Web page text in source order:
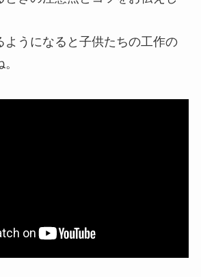
ようになると子供たちの工作の